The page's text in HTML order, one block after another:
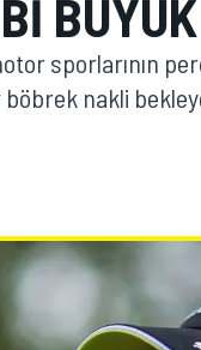
sporlarının
böbrek nakli